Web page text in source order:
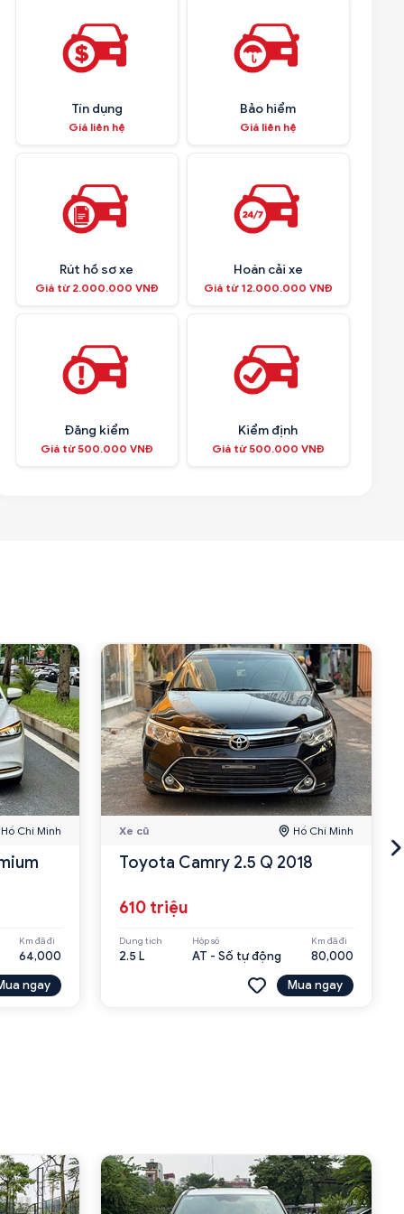
Tín dụng
Giá liên hệ
Bảo hiểm
Giá liên hệ
Rút hồ sơ xe
Giá từ 2.000.000 VNĐ
Hoán cải xe
Giá từ 12.000.000 VNĐ
Đăng kiểm
Giá từ 500.000 VNĐ
Kiểm định
Giá từ 500.000 VNĐ
Hồ Chí Minh
Km đã đi
64,000
ngay
Xe cũ Hồ Chí Minh
Toyota Camry 2.5 Q 2018
610 triệu
Dung tích
2.5 L
Hộp số
AT - Số tự động
Km đã đi
80,000
Mua ngay